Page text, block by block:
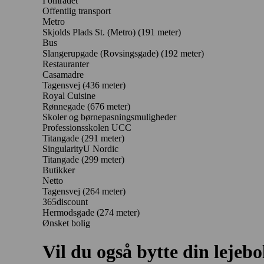
Offentlig transport
Metro
Skjolds Plads St. (Metro) (191 meter)
Bus
Slangerupgade (Rovsingsgade) (192 meter)
Restauranter
Casamadre
Tagensvej (436 meter)
Royal Cuisine
Rønnegade (676 meter)
Skoler og børnepasningsmuligheder
Professionsskolen UCC
Titangade (291 meter)
SingularityU Nordic
Titangade (299 meter)
Butikker
Netto
Tagensvej (264 meter)
365discount
Hermodsgade (274 meter)
Ønsket bolig
Vil du også bytte din